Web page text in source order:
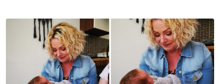
Email